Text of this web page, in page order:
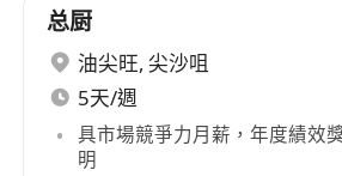
总厨
油尖旺, 尖沙咀
5天/週
具市場競爭力月薪，年度績效
明